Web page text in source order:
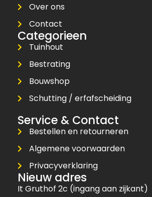
Over ons
Contact
Categorieen
Tuinhout
Bestrating
Bouwshop
Schutting / erfafscheiding
Service & Contact
Bestellen en retourneren
Algemene voorwaarden
Privacyverklaring
Nieuw adres
It Gruthof 2c (ingang aan zijkant)